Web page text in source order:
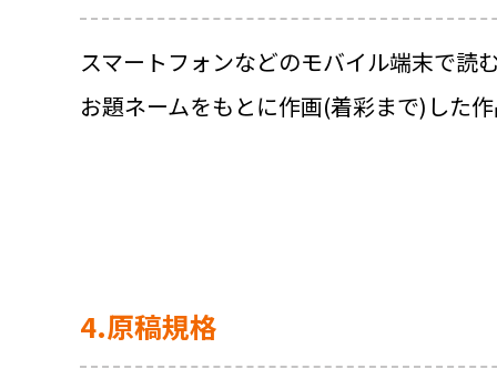
スマートフォンなどのモバイル端末で読
お題ネームをもとに作画(着彩まで)した
4.原稿規格